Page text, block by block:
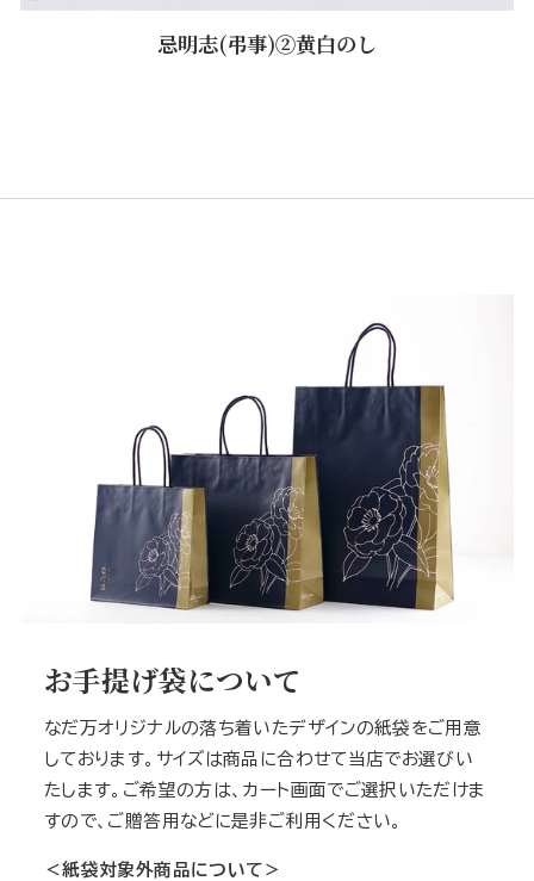
忌明志(弔事)②黄白のし
お手提げ袋について
なだ万オリジナルの落ち着いたデザインの紙袋をご用意
しております。サイズは商品に合わせて当店でお選びい
たします。ご希望の方は、カート画面でご選択いただけま
すので、ご贈答用などに是非ご利用ください。
＜紙袋対象外商品について＞